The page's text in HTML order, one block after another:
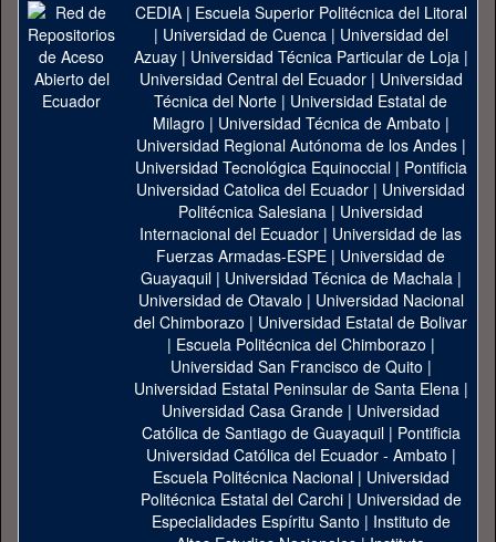
CEDIA| Escuela Superior Politécnica del Litoral
| Universidad de Cuenca| Universidad del
Azuay| Universidad Técnica Particular de Loja|
Universidad Central del Ecuador| Universidad
Técnica del Norte | Universidad Estatal de
Milagro | Universidad Técnica de Ambato |
Universidad Regional Autónoma de los Andes|
Universidad Tecnológica Equinoccial| Pontificia
Universidad Catolica del Ecuador | Universidad
Politécnica Salesiana | Universidad
Internacional del Ecuador | Universidad de las
Fuerzas Armadas-ESPE | Universidad de
Guayaquil| Universidad Técnica de Machala|
Universidad de Otavalo | Universidad Nacional
del Chimborazo | Universidad Estatal de Bolivar
| Escuela Politécnica del Chimborazo |
Universidad San Francisco de Quito |
Universidad Estatal Peninsular de Santa Elena|
Universidad Casa Grande | Universidad
Católica de Santiago de Guayaquil| Pontificia
Universidad Católica del Ecuador - Ambato |
Escuela Politécnica Nacional| Universidad
Politécnica Estatal del Carchi| Universidad de
Especialidades Espíritu Santo | Instituto de